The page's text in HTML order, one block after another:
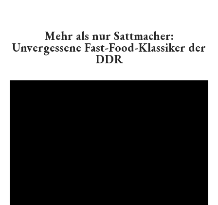
Mehr als nur Sattmacher:
Unvergessene Fast-Food-Klassiker der
DDR